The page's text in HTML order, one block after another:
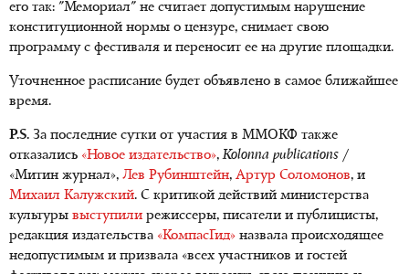
его так: "Мемориал" не считает допустимым нарушение
конституционной нормы о цензуре, снимает свою
программу с фестиваля и переносит ее на другие площадки.
Уточненное расписание будет объявлено в самое ближайшее
время.
P.S. За последние сутки от участия в ММОКФ также
отказались «Новое издательство»,Kolonna publications /
«Митин журнал», Лев Рубинштейн, Артур Соломонов, и
Михаил Калужский. С критикой действий министерства
культуры выступили режиссеры, писатели и публицисты,
редакция издательства «КомпасГид» назвала происходящее
недопустимым и призвала «всех участников и гостей